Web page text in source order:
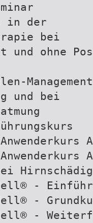
in der
bei
und ohne
und bei
-
-
-